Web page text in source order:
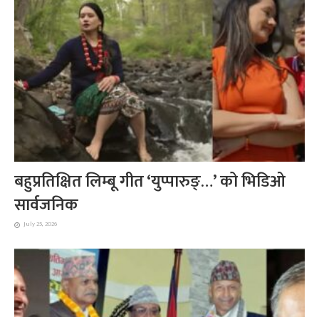
बहुप्रतिक्षित लिम्बू गीत ‘युप्पारुङ्…’ को भिडिओ
सार्वजनिक
July 25, 2026